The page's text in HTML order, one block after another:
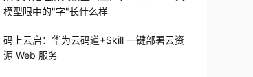
模型眼中的"字"长什么样
码上云启：华为云码道+Skill 一键部署云资
源 Web 服务